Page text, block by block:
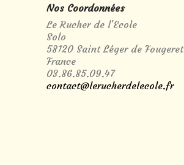
Nos Coordonnées
Le Rucher de l'Ecole
Solo
58120 Saint Léger de Fougeret
France
03.86.85.09.47
contact@lerucherdelecole.fr